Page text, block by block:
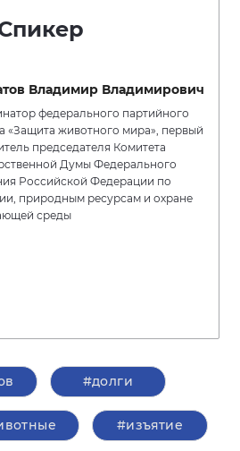
Владимир Владимирович
федерального партийного
«Защита животного мира», первый
председателя Комитета
Думы Федерального
Российской Федерации по
природным ресурсам и охране
среды
#долги
#изъятие